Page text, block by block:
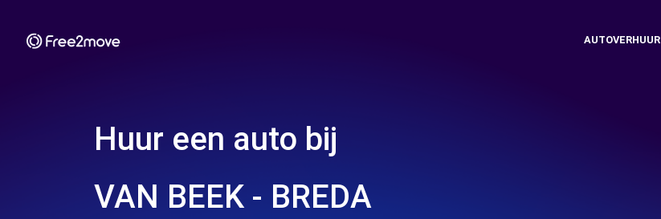
AUTOVERHUUR
Huur een auto bij
VAN BEEK - BREDA